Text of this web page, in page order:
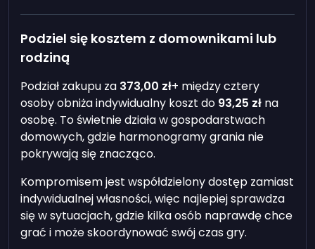
Podziel się kosztem z domownikami lub
rodziną
Podział zakupu za 373,00 zł+ między cztery
osoby obniża indywidualny koszt do 93,25 zł na
osobę. To świetnie działa w gospodarstwach
domowych, gdzie harmonogramy grania nie
pokrywają się znacząco.
Kompromisem jest współdzielony dostęp zamiast
indywidualnej własności, więc najlepiej sprawdza
się w sytuacjach, gdzie kilka osób naprawdę chce
grać i może skoordynować swój czas gry.